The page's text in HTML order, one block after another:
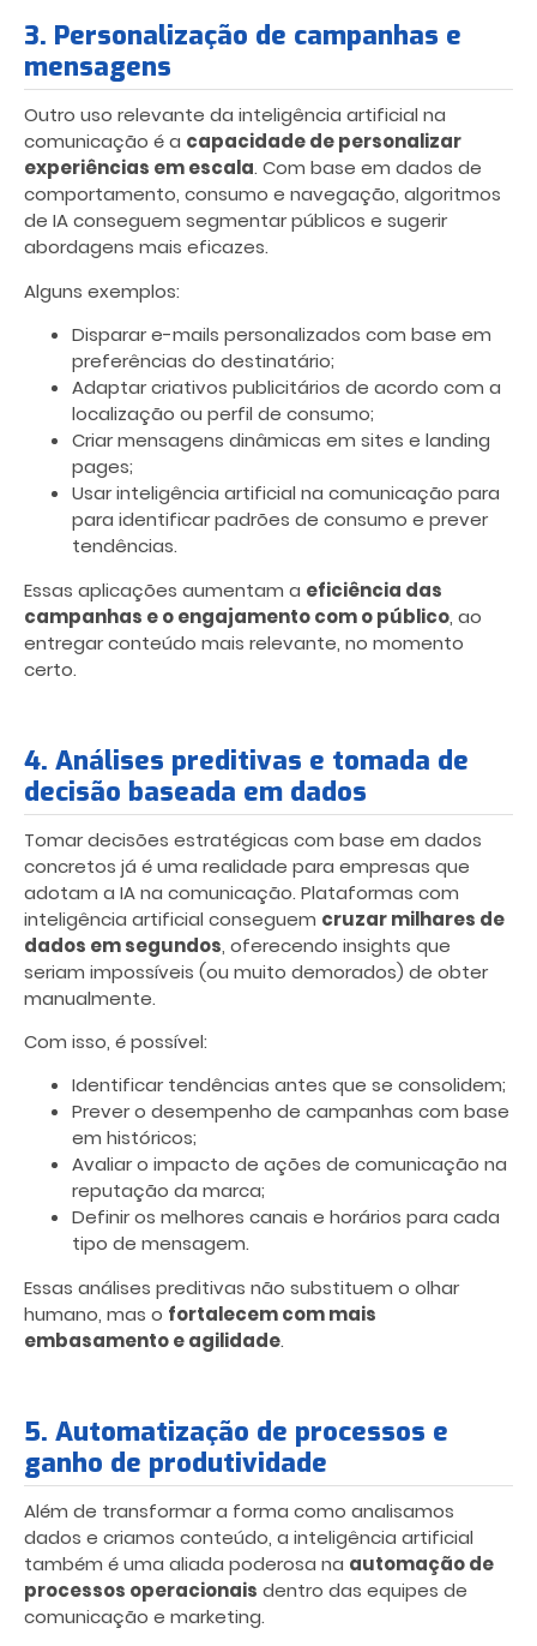
3. Personalização de campanhas e
mensagens
Outro uso relevante da inteligência artificial na
comunicação é a capacidade de personalizar
experiências em escala. Com base em dados de
comportamento, consumo e navegação, algoritmos
de IA conseguem segmentar públicos e sugerir
abordagens mais eficazes.
Alguns exemplos:
Disparar e-mails personalizados com base em
preferências do destinatário;
Adaptar criativos publicitários de acordo com a
localização ou perfil de consumo;
Criar mensagens dinâmicas em sites e landing
pages;
Usar inteligência artificial na comunicação para
para identificar padrões de consumo e prever
tendências.
Essas aplicações aumentam a eficiência das
campanhas e o engajamento com o público, ao
entregar conteúdo mais relevante, no momento
certo.
4. Análises preditivas e tomada de
decisão baseada em dados
Tomar decisões estratégicas com base em dados
concretos já é uma realidade para empresas que
adotam a IA na comunicação. Plataformas com
inteligência artificial conseguem cruzar milhares de
dados em segundos, oferecendo insights que
seriam impossíveis (ou muito demorados) de obter
manualmente.
Com isso, é possível:
Identificar tendências antes que se consolidem;
Prever o desempenho de campanhas com base
em históricos;
Avaliar o impacto de ações de comunicação na
reputação da marca;
Definir os melhores canais e horários para cada
tipo de mensagem.
Essas análises preditivas não substituem o olhar
humano, mas o fortalecem com mais
embasamento e agilidade.
5. Automatização de processos e
ganho de produtividade
Além de transformar a forma como analisamos
dados e criamos conteúdo, a inteligência artificial
também é uma aliada poderosa na automação de
processos operacionais dentro das equipes de
comunicação e marketing.